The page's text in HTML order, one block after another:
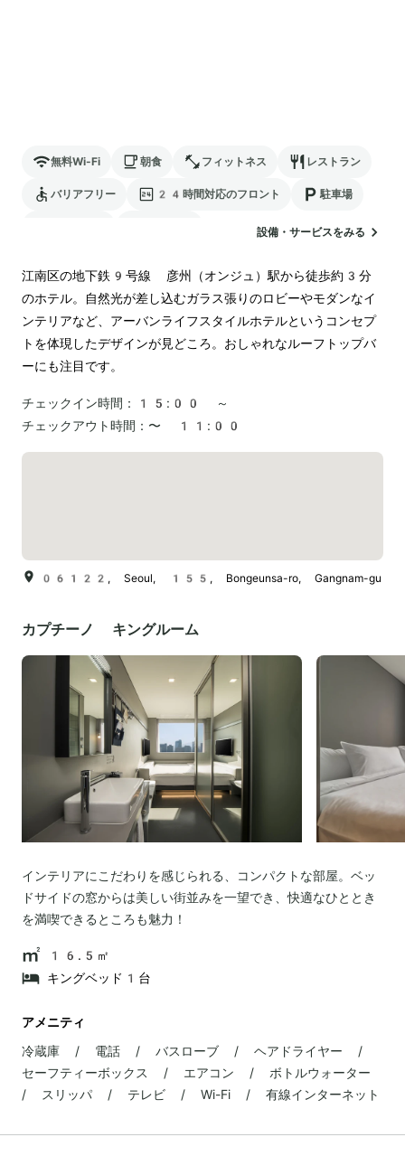
無料Wi-Fi 朝食 フィットネス レストラン
バリアフリー 24時間対応のフロント 駐車場
設備・サービスをみる
江南区の地下鉄9号線 彦州（オンジュ）駅から徒歩約3分
のホテル。自然光が差し込むガラス張りのロビーやモダンなイ
ンテリアなど、アーバンライフスタイルホテルというコンセプ
トを体現したデザインが見どころ。おしゃれなルーフトップバ
ーにも注目です。
チェックイン時間：
15:00 ～
チェックアウト時間： 〜 11:00
06122, Seoul, 155, Bongeunsa-ro, Gangnam-gu
カプチーノ キングルーム
インテリアにこだわりを感じられる、コンパクトな部屋。ベッ
ドサイドの窓からは美しい街並みを一望でき、快適なひととき
を満喫できるところも魅力！
16.5㎡
キングベッド1台
アメニティ
冷蔵庫 / 電話 / バスローブ / ヘアドライヤー /
セーフティーボックス / エアコン / ボトルウォーター
/ スリッパ / テレビ / Wi-Fi / 有線インターネット